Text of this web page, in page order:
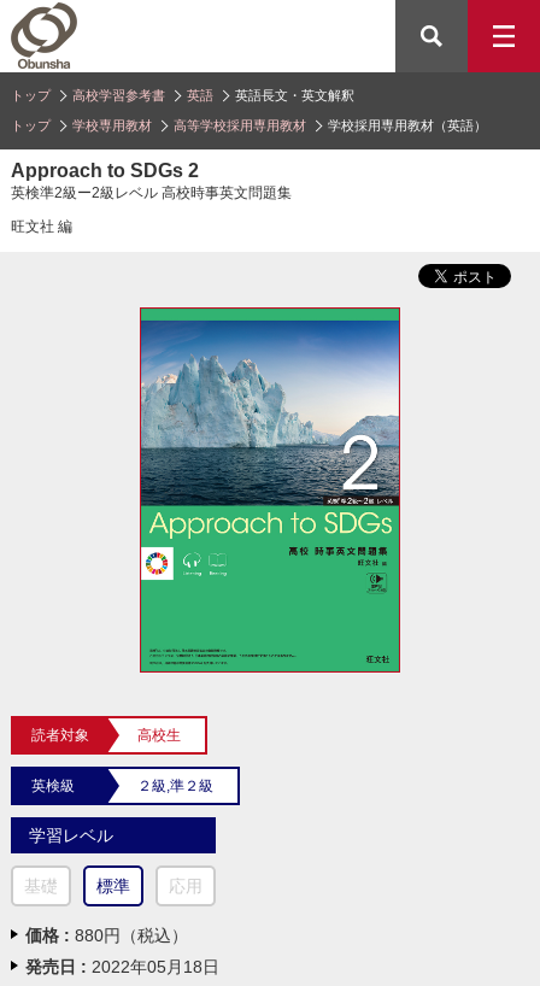
トップ 高校学習参考書 英語 英語長文・英文解釈
トップ 学校専用教材 高等学校採用専用教材 学校採用専用教材（英語）
Approach to SDGs 2
英検準2級ー2級レベル 高校時事英文問題集
旺文社 編
読者対象 高校生
英検級 ２級,準２級
学習レベル
基礎 標準 応用
価格 : 880円（税込）
発売日 : 2022年05月18日